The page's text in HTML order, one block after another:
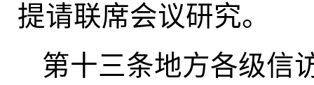
提请联席会议研究。
第十三条地方各级信